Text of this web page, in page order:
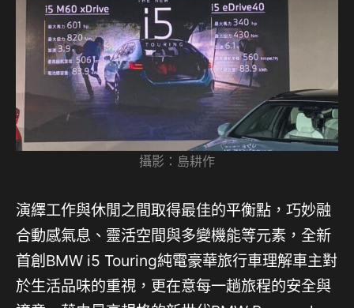
攝影：島耕作
演繹工作與休閒之間取得最佳的平衡點，巧妙融
合動感氣息、靈活空間與多變機能等元素，全新
首創BMW i5 Touring純電豪華旅行車理解車主對
於生活品味的重視，更在意每一趟旅程的安全與